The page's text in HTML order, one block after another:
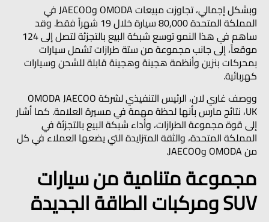
وبشكل إجمالي، تجاوزت مبيعات OMODA وJAECOO في
المملكة المتحدة 80,000 سيارة خلال 19 شهراً فقط. وقد
ساهم في هذا النمو توسع شبكة البيع بالتجزئة لتصل إلى 124
موقعاً، إلى جانب مجموعة من ستة طرازات تشمل سيارات
بمحركات بنزين وأنظمة هجينة وهجينة قابلة للشحن وسيارات
كهربائية.
ووصف غاري لان، الرئيس التنفيذي لشركة OMODA JAECOO
UK، نتائج مارس بأنها لحظة مهمة في مسيرة العلامة. كما أشار
إلى قوة مجموعة الطرازات، وأداء شبكة البيع بالتجزئة في
المملكة المتحدة، والثقة المتزايدة التي يضعها العملاء في كل
من OMODA وJAECOO.
مجموعة متنامية من سيارات
SUV ومركبات الطاقة الجديدة